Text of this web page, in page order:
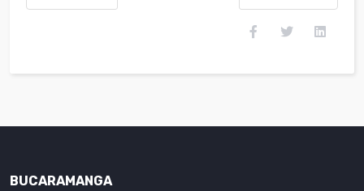
BUCARAMANGA